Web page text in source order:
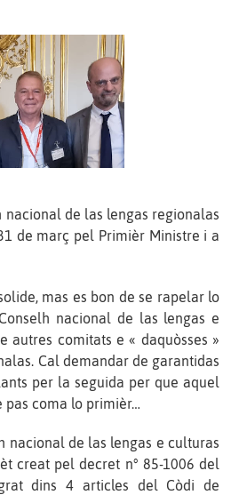
nacional de las lengas regionalas
de març pel Primièr Ministre i a
mas es bon de se rapelar lo
nacional de las lengas e
autres comitats e « daquòsses »
Cal demandar de garantidas
per la seguida per que aquel
coma lo primièr…
nacional de las lengas e culturas
creat pel decret n° 85-1006 del
dins 4 articles del Còdi de